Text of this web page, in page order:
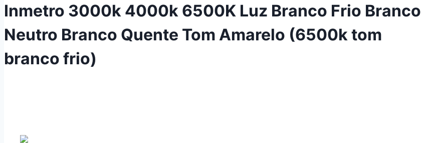
Inmetro 3000k 4000k 6500K Luz Branco Frio Branco
Neutro Branco Quente Tom Amarelo (6500k tom
branco frio)